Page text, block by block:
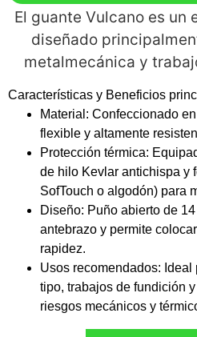
El guante Vulcano es un
diseñado
metalmecánica y
Características y Beneficios
Material: Confeccionado
flexible y altamente
Protección térmica:
de hilo Kevlar antichispa y
SofTouch o algodón) para
Diseño: Puño abierto de
antebrazo y permite
rapidez.
Usos recomendados:
tipo, trabajos de fundición
riesgos mecánicos y